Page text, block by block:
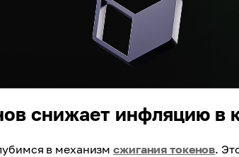
снижает инфляцию в
в механизмсжигания токенов.